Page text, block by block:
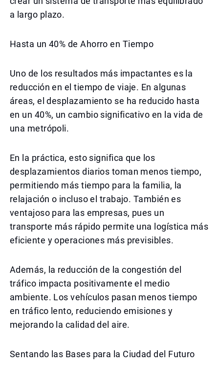
a largo plazo.
Hasta un 40% de Ahorro en Tiempo
Uno de los resultados más impactantes es la
reducción en el tiempo de viaje. En algunas
áreas, el desplazamiento se ha reducido hasta
en un 40%, un cambio significativo en la vida de
una metrópoli.
En la práctica, esto significa que los
desplazamientos diarios toman menos tiempo,
permitiendo más tiempo para la familia, la
relajación o incluso el trabajo. También es
ventajoso para las empresas, pues un
transporte más rápido permite una logística más
eficiente y operaciones más previsibles.
Además, la reducción de la congestión del
tráfico impacta positivamente el medio
ambiente. Los vehículos pasan menos tiempo
en tráfico lento, reduciendo emisiones y
mejorando la calidad del aire.
Sentando las Bases para la Ciudad del Futuro